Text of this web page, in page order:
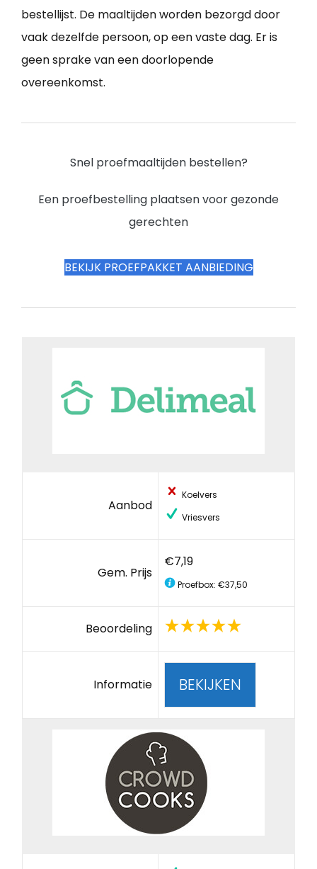
bestellijst. De maaltijden worden bezorgd door
vaak dezelfde persoon, op een vaste dag. Er is
geen sprake van een doorlopende
overeenkomst.
Snel proefmaaltijden bestellen?
Een proefbestelling plaatsen voor gezonde
gerechten
BEKIJK PROEFPAKKET AANBIEDING
Aanbod
Koelvers
Vriesvers
Gem. Prijs
€7,19
Proefbox: €37,50
Beoordeling
Informatie BEKIJKEN